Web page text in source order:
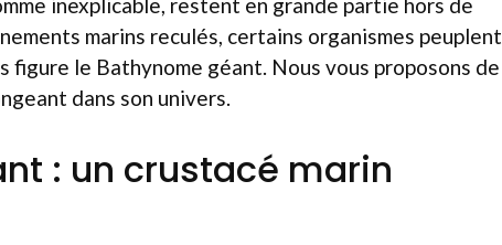
marins reculés, certains organismes peuplent
figure le Bathynome géant. Nous vous proposons de
dans son univers.
: un crustacé marin